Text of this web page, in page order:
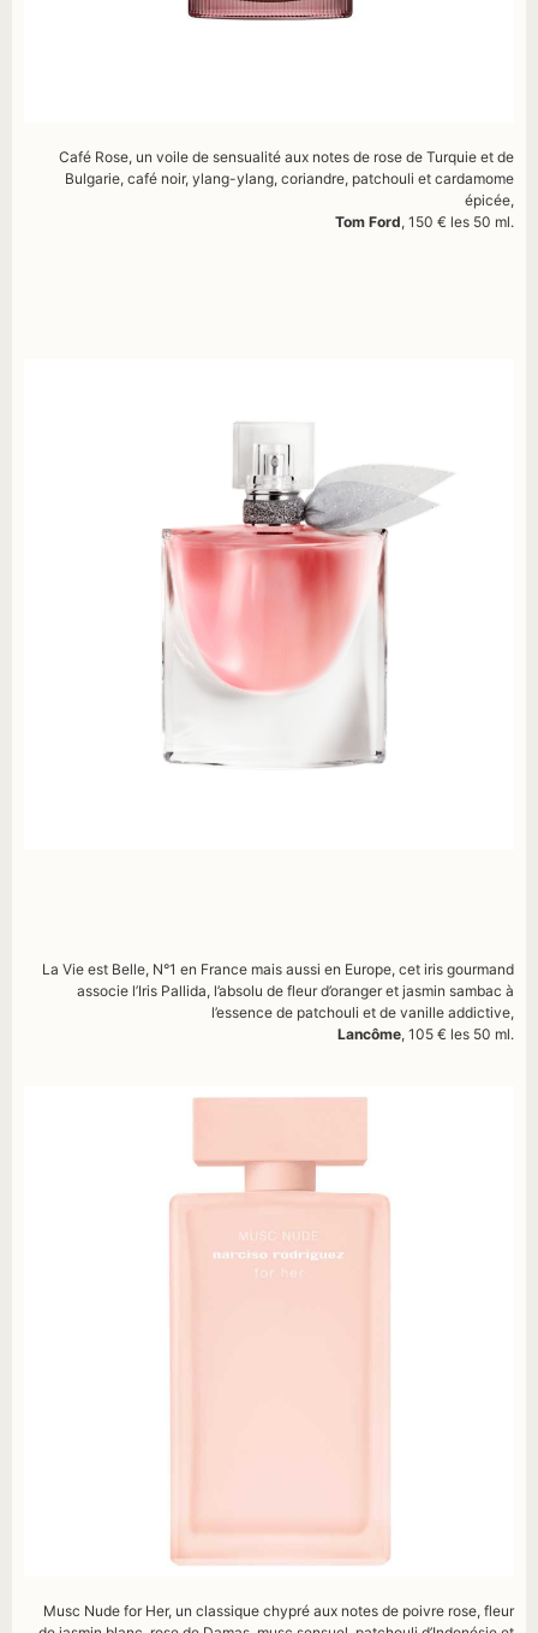
Café Rose, un voile de sensualité aux notes de rose de Turquie et de
Bulgarie, café noir, ylang-ylang, coriandre, patchouli et cardamome
épicée,
Tom Ford, 150 € les 50 ml.
La Vie est Belle, N°1 en France mais aussi en Europe, cet iris gourmand
associe l’Iris Pallida, l’absolu de fleur d’oranger et jasmin sambac à
l’essence de patchouli et de vanille addictive,
Lancôme, 105 € les 50 ml.
Musc Nude for Her, un classique chypré aux notes de poivre rose, fleur